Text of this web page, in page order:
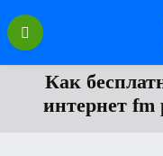
Перейти
содержанию
Как
интернет fm